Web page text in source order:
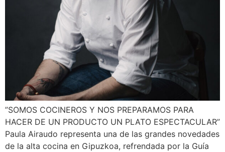
”SOMOS COCINEROS Y NOS PREPARAMOS PARA
HACER DE UN PRODUCTO UN PLATO ESPECTACULAR”
Paula Airaudo representa una de las grandes novedades
de la alta cocina en Gipuzkoa, refrendada por la Guía